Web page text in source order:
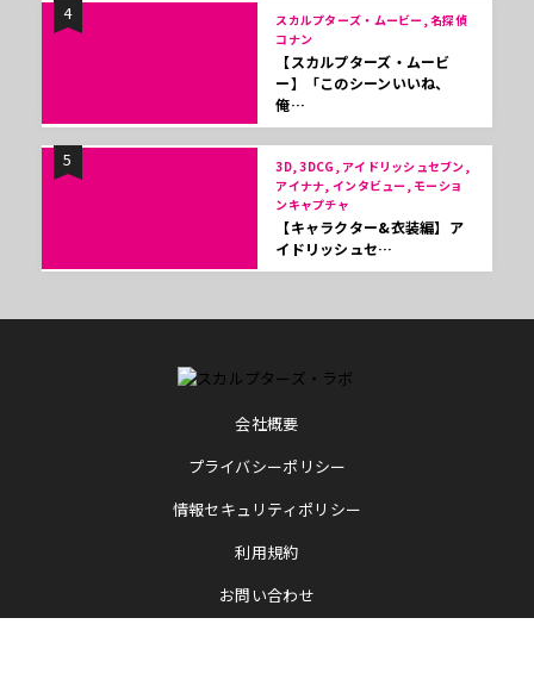
4
スカルプターズ・ムービー, 名探偵
コナン
【スカルプターズ・ムービ
ー】「このシーンいいね、
俺…
5
3D, 3DCG, アイドリッシュセブン,
アイナナ, インタビュー, モーショ
ンキャプチャ
【キャラクター&衣装編】ア
イドリッシュセ…
会社概要
プライバシーポリシー
情報セキュリティポリシー
利用規約
お問い合わせ